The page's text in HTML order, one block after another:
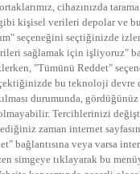
STAR
POP TV
RADYO
FM
POP
cihazınızda
kişisel verileri depolar ve
seçeneğini seçtiğinizde
sağlamak için işliyoruz"
"Tümünü Reddet"
bu teknoloji devre
durumunda,
Tercihlerinizi
zaman internet
bağlantısına veya varsa
simgeye tıklayarak bu